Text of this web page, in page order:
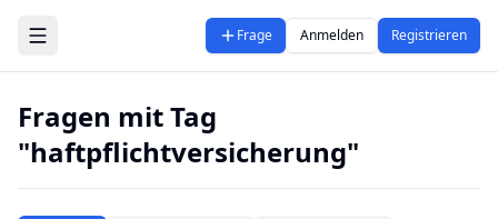
Zum Hauptinhalt springen
Frage Anmelden Registrieren
Fragen mit Tag
"haftpflichtversicherung"